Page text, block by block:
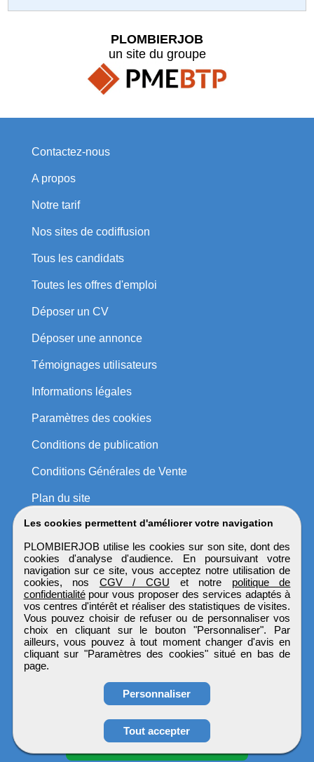
Obtenir ses
coordonnées
Les cookies permettent d'améliorer votre navigation
PLOMBIERJOB utilise les cookies sur son site, dont des
cookies d'analyse d'audience. En poursuivant votre
navigation sur ce site, vous acceptez notre utilisation de
cookies, nos CGV / CGU et notre politique de
confidentialitépour vous proposer des services adaptés à
vos centres d'intérêt et réaliser des statistiques de visites.
Vous pouvez choisir de refuser ou de personnaliser vos
choix en cliquant sur le bouton "Personnaliser". Par
ailleurs, vous pouvez à tout moment changer d'avis en
cliquant sur "Paramètres des cookies" situé en bas de
page.
Personnaliser
Tout accepter
PLOMBIERJOB
un site du groupe
Contactez-nous
A propos
Notre tarif
Nos sites de codiffusion
Tous les candidats
Toutes les offres d'emploi
Déposer un CV
Déposer une annonce
Témoignages utilisateurs
Informations légales
Paramètres des cookies
Conditions de publication
Conditions Générales de Vente
Plan du site
PLOMBIERJOB
Tous droits réservés © 1999 - 2026